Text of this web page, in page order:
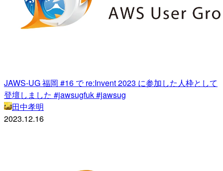
JAWS-UG 福岡 #16 で re:Invent 2023 に参加した人枠として
登壇しました #jawsugfuk #jawsug
田中孝明
2023.12.16